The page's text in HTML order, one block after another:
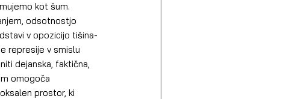
kot šum.
odsotnostjo
v opozicijo tišina-
represije v smislu
dejanska, faktična,
omogoča
prostor, ki